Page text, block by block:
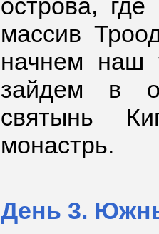
острова, где
массив
начнем наш
зайдем в
святынь
монастрь.
День 3.